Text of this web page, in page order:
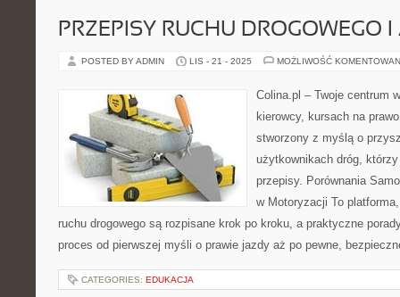
PRZEPISY RUCHU DROGOWEGO
POSTED BY ADMIN LIS - 21 - 2025 MOŻLIWOŚĆ
Colina.pl – Twoje centrum
kierowcy, kursach na
stworzony z myślą o
użytkownikach dróg,
przepisy. Porównania
w Motoryzacji To
ruchu drogowego są rozpisane krok po kroku, a praktyczne
proces od pierwszej myśli o prawie jazdy aż po pewne,
CATEGORIES: EDUKACJA